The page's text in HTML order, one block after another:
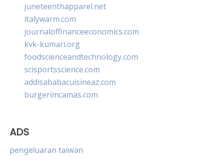
juneteenthapparel.net
italywarm.com
journaloffinanceeconomics.com
kvk-kumari.org
foodscienceandtechnology.com
scisportsscience.com
addisababacuisineaz.com
burgerimcamas.com
ADS
pengeluaran taiwan